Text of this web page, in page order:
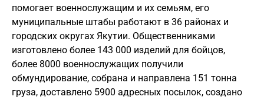
помогает военнослужащим и их семьям, его
муниципальные штабы работают в 36 районах и
городских округах Якутии. Общественниками
изготовлено более 143 000 изделий для бойцов,
более 8000 военнослужащих получили
обмундирование, собрана и направлена 151 тонна
груза, доставлено 5900 адресных посылок, создано